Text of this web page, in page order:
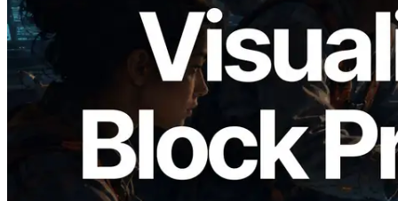
Validators Solutions lanza el Solana Block
Analyzer — Visualización del tiempo de
producción de bloque por slot y del
Validador asignado
Leer este artículo